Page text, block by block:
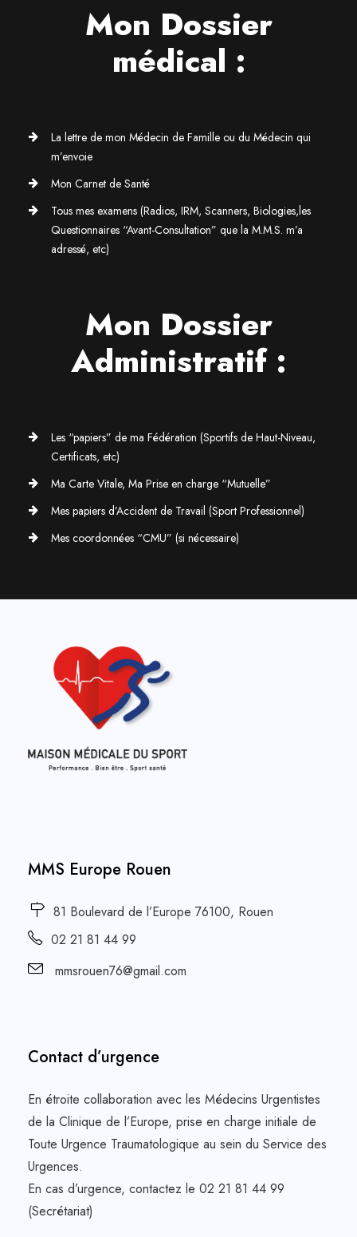
Mon Dossier
médical :
La lettre de mon Médecin de Famille ou du Médecin qui
m’envoie
Mon Carnet de Santé
Tous mes examens (Radios, IRM, Scanners, Biologies,les
Questionnaires “Avant-Consultation” que la M.M.S. m’a
adressé, etc)
Mon Dossier
Administratif :
Les “papiers” de ma Fédération (Sportifs de Haut-Niveau,
Certificats, etc)
Ma Carte Vitale, Ma Prise en charge “Mutuelle”
Mes papiers d’Accident de Travail (Sport Professionnel)
Mes coordonnées “CMU” (si nécessaire)
MMS Europe Rouen
81 Boulevard de l’Europe 76100, Rouen
02 21 81 44 99
mmsrouen76@gmail.com
Contact d’urgence
En étroite collaboration avec les Médecins Urgentistes
de la Clinique de l’Europe, prise en charge initiale de
Toute Urgence Traumatologique au sein du Service des
Urgences.
En cas d’urgence, contactez le 02 21 81 44 99
(Secrétariat)